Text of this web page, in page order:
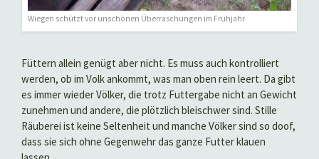
Wiegen schützt vor unschönen Überraschungen im Frühjahr
Füttern allein genügt aber nicht. Es muss auch kontrolliert
werden, ob im Volk ankommt, was man oben rein leert. Da gibt
es immer wieder Völker, die trotz Futtergabe nicht an Gewicht
zunehmen und andere, die plötzlich bleischwer sind. Stille
Räuberei ist keine Seltenheit und manche Völker sind so doof,
dass sie sich ohne Gegenwehr das ganze Futter klauen